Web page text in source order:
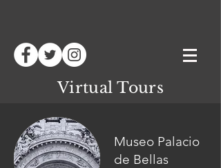
Virtual Tours
Museo Palacio
de Bellas